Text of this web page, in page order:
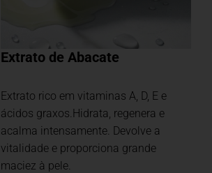
Extrato de Abacate
Extrato rico em vitaminas A, D, E e
ácidos graxos.Hidrata, regenera e
acalma intensamente. Devolve a
vitalidade e proporciona grande
maciez à pele.